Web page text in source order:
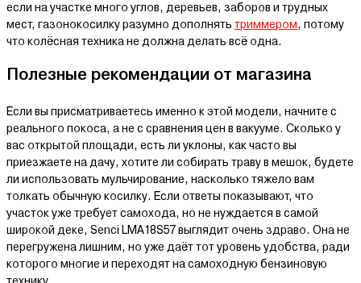
если на участке много углов, деревьев, заборов и трудных
мест, газонокосилку разумно дополнять триммером, потому
что колёсная техника не должна делать всё одна.
Полезные рекомендации от магазина
Если вы присматриваетесь именно к этой модели, начните с
реального покоса, а не с сравнения цен в вакууме. Сколько у
вас открытой площади, есть ли уклоны, как часто вы
приезжаете на дачу, хотите ли собирать траву в мешок, будете
ли использовать мульчирование, насколько тяжело вам
толкать обычную косилку. Если ответы показывают, что
участок уже требует самохода, но не нуждается в самой
широкой деке, Senci LMA18S57 выглядит очень здраво. Она не
перегружена лишним, но уже даёт тот уровень удобства, ради
которого многие и переходят на самоходную бензиновую